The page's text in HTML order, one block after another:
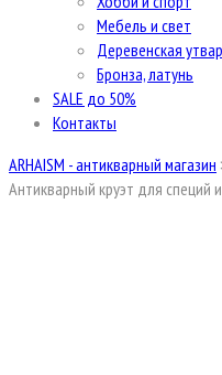
Мебель и свет
Деревенская
Бронза, латунь
SALE до 50%
Контакты
ARHAISM - антикварный магазин
Антикварный круэт для специй